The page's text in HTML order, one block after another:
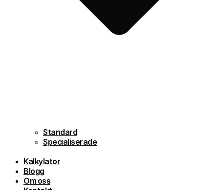
Standard
Specialiserade
Kalkylator
Blogg
Om oss